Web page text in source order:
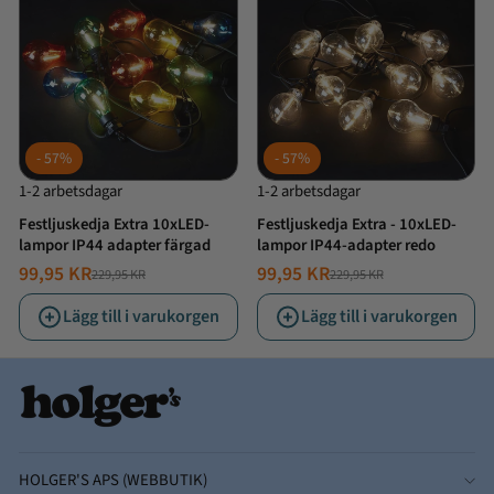
57%
1-2 arbetsdagar
Festljuskedja Extra 10xLED-
lampor IP44 adapter färgad
NORMALT
PRIS
229,95 KR
ERBJUDANDE
PRIS
99,95 KR
Lägg till i varukorgen
57%
1-2 arbetsdagar
Festljuskedja Extra - 10xLED-
lampor IP44-adapter redo
NORMALT
PRIS
229,95 KR
ERBJUDANDE
PRIS
99,95 KR
Lägg till i varukorgen
HOLGER'S APS (WEBBUTIK)